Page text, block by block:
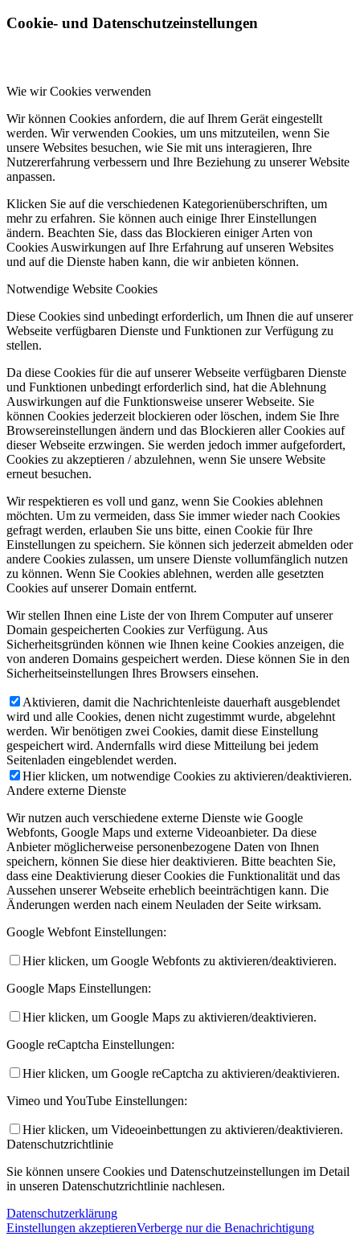
Cookie- und Datenschutzeinstellungen
Wie wir Cookies verwenden
Wir können Cookies anfordern, die auf Ihrem Gerät eingestellt
werden. Wir verwenden Cookies, um uns mitzuteilen, wenn Sie
unsere Websites besuchen, wie Sie mit uns interagieren, Ihre
Nutzererfahrung verbessern und Ihre Beziehung zu unserer Website
anpassen.
Klicken Sie auf die verschiedenen Kategorienüberschriften, um
mehr zu erfahren. Sie können auch einige Ihrer Einstellungen
ändern. Beachten Sie, dass das Blockieren einiger Arten von
Cookies Auswirkungen auf Ihre Erfahrung auf unseren Websites
und auf die Dienste haben kann, die wir anbieten können.
Notwendige Website Cookies
Diese Cookies sind unbedingt erforderlich, um Ihnen die auf unserer
Webseite verfügbaren Dienste und Funktionen zur Verfügung zu
stellen.
Da diese Cookies für die auf unserer Webseite verfügbaren Dienste
und Funktionen unbedingt erforderlich sind, hat die Ablehnung
Auswirkungen auf die Funktionsweise unserer Webseite. Sie
können Cookies jederzeit blockieren oder löschen, indem Sie Ihre
Browsereinstellungen ändern und das Blockieren aller Cookies auf
dieser Webseite erzwingen. Sie werden jedoch immer aufgefordert,
Cookies zu akzeptieren / abzulehnen, wenn Sie unsere Website
erneut besuchen.
Wir respektieren es voll und ganz, wenn Sie Cookies ablehnen
möchten. Um zu vermeiden, dass Sie immer wieder nach Cookies
gefragt werden, erlauben Sie uns bitte, einen Cookie für Ihre
Einstellungen zu speichern. Sie können sich jederzeit abmelden oder
andere Cookies zulassen, um unsere Dienste vollumfänglich nutzen
zu können. Wenn Sie Cookies ablehnen, werden alle gesetzten
Cookies auf unserer Domain entfernt.
Wir stellen Ihnen eine Liste der von Ihrem Computer auf unserer
Domain gespeicherten Cookies zur Verfügung. Aus
Sicherheitsgründen können wie Ihnen keine Cookies anzeigen, die
von anderen Domains gespeichert werden. Diese können Sie in den
Sicherheitseinstellungen Ihres Browsers einsehen.
Aktivieren, damit die Nachrichtenleiste dauerhaft ausgeblendet
wird und alle Cookies, denen nicht zugestimmt wurde, abgelehnt
werden. Wir benötigen zwei Cookies, damit diese Einstellung
gespeichert wird. Andernfalls wird diese Mitteilung bei jedem
Seitenladen eingeblendet werden.
Hier klicken, um notwendige Cookies zu aktivieren/deaktivieren.
Andere externe Dienste
Wir nutzen auch verschiedene externe Dienste wie Google
Webfonts, Google Maps und externe Videoanbieter. Da diese
Anbieter möglicherweise personenbezogene Daten von Ihnen
speichern, können Sie diese hier deaktivieren. Bitte beachten Sie,
dass eine Deaktivierung dieser Cookies die Funktionalität und das
Aussehen unserer Webseite erheblich beeinträchtigen kann. Die
Änderungen werden nach einem Neuladen der Seite wirksam.
Google Webfont Einstellungen:
Hier klicken, um Google Webfonts zu aktivieren/deaktivieren.
Google Maps Einstellungen:
Hier klicken, um Google Maps zu aktivieren/deaktivieren.
Google reCaptcha Einstellungen:
Hier klicken, um Google reCaptcha zu aktivieren/deaktivieren.
Vimeo und YouTube Einstellungen:
Hier klicken, um Videoeinbettungen zu aktivieren/deaktivieren.
Datenschutzrichtlinie
Sie können unsere Cookies und Datenschutzeinstellungen im Detail
in unseren Datenschutzrichtlinie nachlesen.
Datenschutzerklärung
Einstellungen akzeptierenVerberge nur die Benachrichtigung